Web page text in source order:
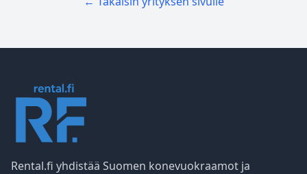
Rental.fi yhdistää Suomen konevuokraamot ja